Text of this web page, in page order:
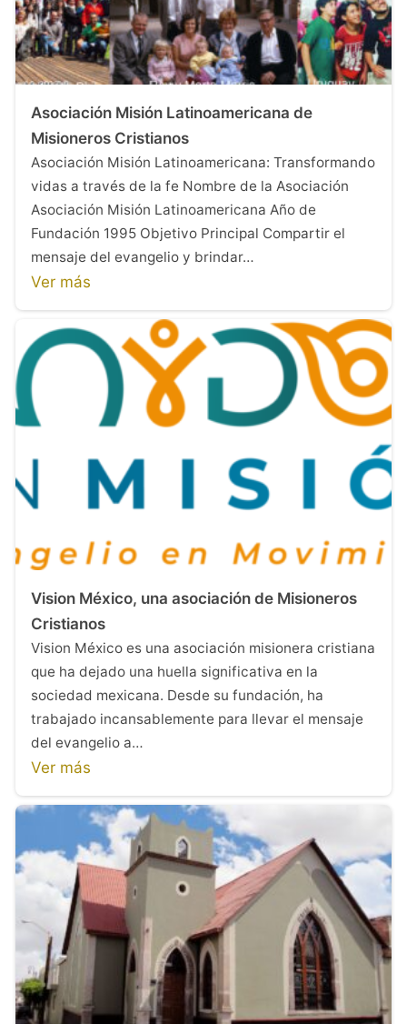
Asociación Misión Latinoamericana de
Misioneros Cristianos
Asociación Misión Latinoamericana: Transformando
vidas a través de la fe Nombre de la Asociación
Asociación Misión Latinoamericana Año de
Fundación 1995 Objetivo Principal Compartir el
mensaje del evangelio y brindar…
Ver más
Vision México, una asociación de Misioneros
Cristianos
Vision México es una asociación misionera cristiana
que ha dejado una huella significativa en la
sociedad mexicana. Desde su fundación, ha
trabajado incansablemente para llevar el mensaje
del evangelio a…
Ver más